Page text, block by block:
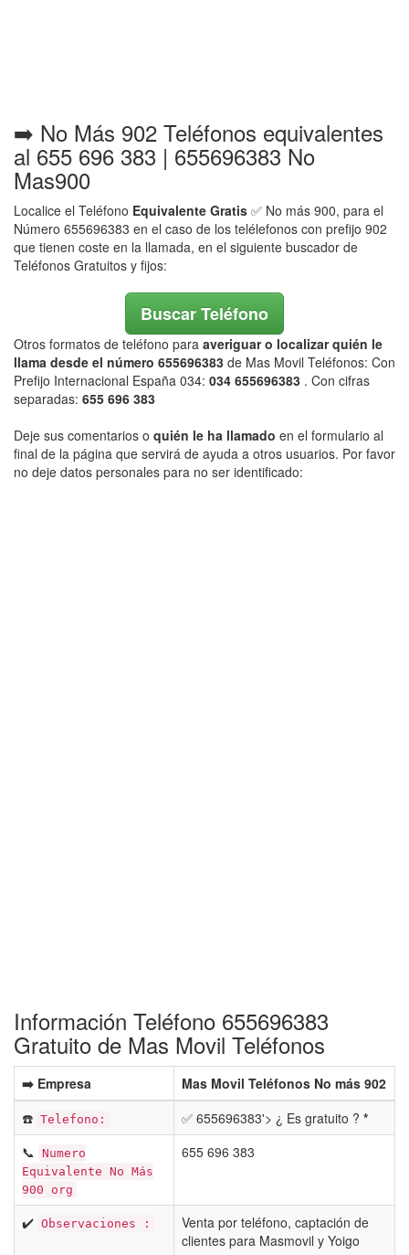
➡️ No Más 902 Teléfonos equivalentes
al 655 696 383 | 655696383 No
Mas900
Localice el Teléfono Equivalente Gratis ✅ No más 900, para el
Número 655696383 en el caso de los telélefonos con prefijo 902
que tienen coste en la llamada, en el siguiente buscador de
Teléfonos Gratuitos y fijos:
Buscar Teléfono
Otros formatos de teléfono para averiguar o localizar quién le
llama desde el número 655696383 de Mas Movil Teléfonos: Con
Prefijo Internacional España 034: 034 655696383 . Con cifras
separadas: 655 696 383
Deje sus comentarios o quién le ha llamado en el formulario al
final de la página que servirá de ayuda a otros usuarios. Por favor
no deje datos personales para no ser identificado:
Información Teléfono 655696383
Gratuito de Mas Movil Teléfonos
➡️ Empresa
Mas Movil Teléfonos No más 902
☎️ Telefono: ✅ 655696383'> ¿ Es gratuito ? *
📞 Numero
Equivalente No Más
900 org
655 696 383
✔️ Observaciones :
Venta por teléfono, captación de
clientes para Masmovil y Yoigo